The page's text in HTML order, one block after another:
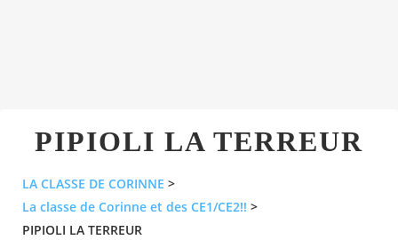
PIPIOLI LA TERREUR
LA CLASSE DE CORINNE >
La classe de Corinne et des CE1/CE2!! >
PIPIOLI LA TERREUR